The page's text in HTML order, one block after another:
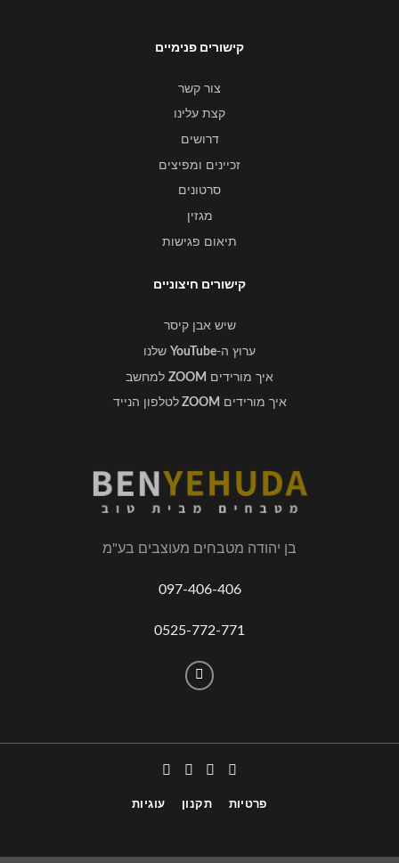
קישורים פנימיים
צור קשר
קצת עלינו
דרושים
זכיינים ומפיצים
סרטונים
מגזין
תיאום פגישות
קישורים חיצוניים
שיש אבן קיסר
ערוץ ה-YouTube שלנו
איך מורידים ZOOM למחשב
איך מורידים ZOOM לטלפון הנייד
בן יהודה מטבחים מעוצבים בע"מ
097-406-406
0525-772-771
פרטיות תקנון עוגיות